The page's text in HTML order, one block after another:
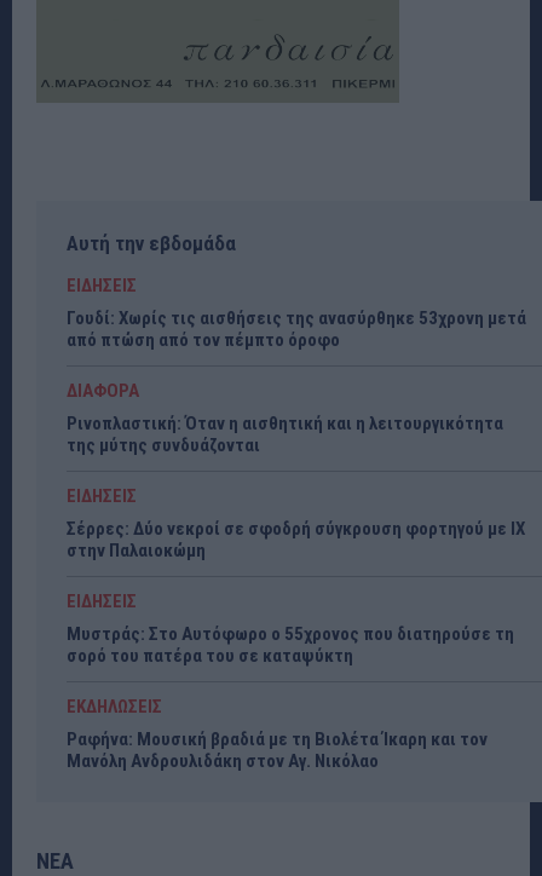
Αυτή την εβδομάδα
ΕΙΔΗΣΕΙΣ
Γουδί: Χωρίς τις αισθήσεις της ανασύρθηκε 53χρονη μετά
από πτώση από τον πέμπτο όροφο
ΔΙΑΦΟΡΑ
Ρινοπλαστική: Όταν η αισθητική και η λειτουργικότητα
της μύτης συνδυάζονται
ΕΙΔΗΣΕΙΣ
Σέρρες: Δύο νεκροί σε σφοδρή σύγκρουση φορτηγού με ΙΧ
στην Παλαιοκώμη
ΕΙΔΗΣΕΙΣ
Μυστράς: Στο Αυτόφωρο ο 55χρονος που διατηρούσε τη
σορό του πατέρα του σε καταψύκτη
ΕΚΔΗΛΩΣΕΙΣ
Ραφήνα: Μουσική βραδιά με τη Βιολέτα Ίκαρη και τον
Μανόλη Ανδρουλιδάκη στον Αγ. Νικόλαο
ΝΕΑ